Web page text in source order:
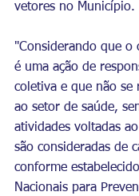
vetores no Município.
"Considerando que o
é uma ação de
coletiva e que não se
ao setor de saúde,
atividades voltadas
são consideradas de
conforme
Nacionais para